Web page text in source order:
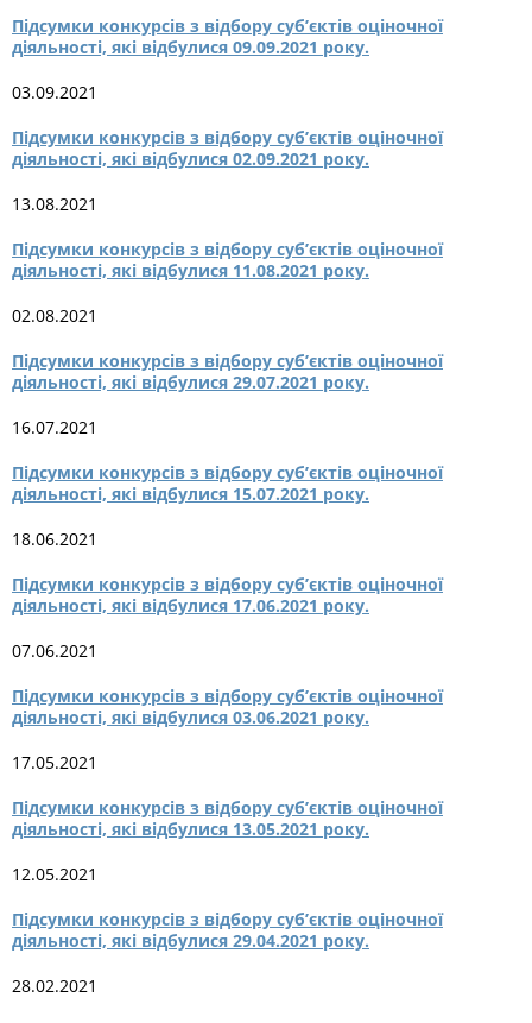
Підсумки конкурсів з відбору суб’єктів оціночної
діяльності, які відбулися 09.09.2021 року.
03.09.2021
Підсумки конкурсів з відбору суб’єктів оціночної
діяльності, які відбулися 02.09.2021 року.
13.08.2021
Підсумки конкурсів з відбору суб’єктів оціночної
діяльності, які відбулися 11.08.2021 року.
02.08.2021
Підсумки конкурсів з відбору суб’єктів оціночної
діяльності, які відбулися 29.07.2021 року.
16.07.2021
Підсумки конкурсів з відбору суб’єктів оціночної
діяльності, які відбулися 15.07.2021 року.
18.06.2021
Підсумки конкурсів з відбору суб’єктів оціночної
діяльності, які відбулися 17.06.2021 року.
07.06.2021
Підсумки конкурсів з відбору суб’єктів оціночної
діяльності, які відбулися 03.06.2021 року.
17.05.2021
Підсумки конкурсів з відбору суб’єктів оціночної
діяльності, які відбулися 13.05.2021 року.
12.05.2021
Підсумки конкурсів з відбору суб’єктів оціночної
діяльності, які відбулися 29.04.2021 року.
28.02.2021